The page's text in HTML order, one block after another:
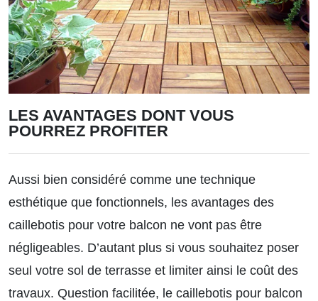
LES AVANTAGES DONT VOUS
POURREZ PROFITER
Aussi bien considéré comme une technique
esthétique que fonctionnels, les avantages des
caillebotis pour votre balcon ne vont pas être
négligeables. D’autant plus si vous souhaitez poser
seul votre sol de terrasse et limiter ainsi le coût des
travaux. Question facilitée, le caillebotis pour balcon